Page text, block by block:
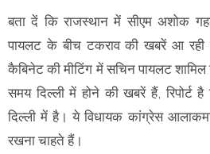
बता दें कि राजस्थान में सीएम अशोक
पायलट के बीच टकराव की खबरें आ रही
कैबिनेट की मीटिंग में सचिन पायलट
समय दिल्ली में होने की खबरें हैं, रिपोर्ट
दिल्ली में है। ये विधायक कांग्रेस
रखना चाहते हैं।